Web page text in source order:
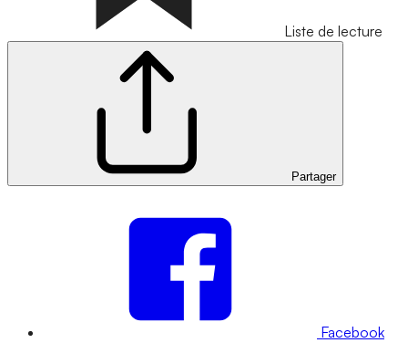
Liste de lecture
Partager
Facebook